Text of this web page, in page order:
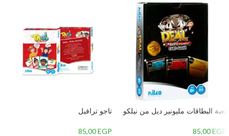
لعبة البطاقات مليونير ديل من نيلكو
85,00EGP
تاجو ترافيل
85,00EGP